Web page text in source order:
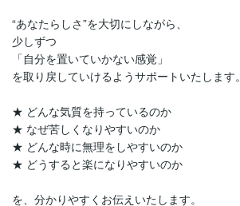
“あなたらしさ”を大切にしながら、
少しずつ
「自分を置いていかない感覚」
を取り戻していけるようサポートいたします。
★ どんな気質を持っているのか
★ なぜ苦しくなりやすいのか
★ どんな時に無理をしやすいのか
★ どうすると楽になりやすいのか
を、分かりやすくお伝えいたします。